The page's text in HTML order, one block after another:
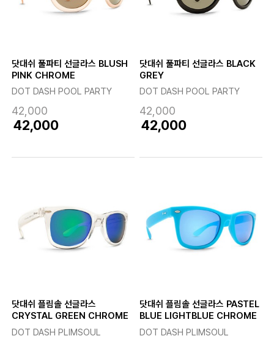
닷대쉬 풀파티 선글라스 BLUSH
PINK CHROME
DOT DASH POOL PARTY
42,000
42,000
닷대쉬 풀파티 선글라스 BLACK
GREY
DOT DASH POOL PARTY
42,000
42,000
닷대쉬 플림솔 선글라스
CRYSTAL GREEN CHROME
DOT DASH PLIMSOUL
닷대쉬 플림솔 선글라스 PASTEL
BLUE LIGHTBLUE CHROME
DOT DASH PLIMSOUL